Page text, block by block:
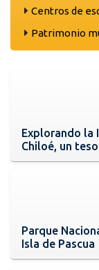
Centros de
Patrimonio
Explorando la
Chiloé, un
Parque
Isla de Pascua